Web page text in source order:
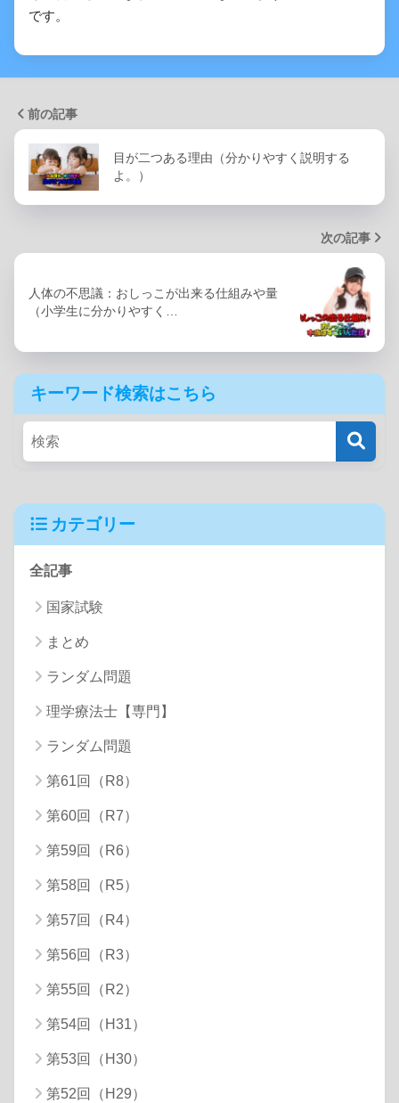
です。
前の記事
目が二つある理由（分かりやすく説明する
よ。）
次の記事
人体の不思議：おしっこが出来る仕組みや量
（小学生に分かりやすく…
キーワード検索はこちら
カテゴリー
全記事
国家試験
まとめ
ランダム問題
理学療法士【専門】
ランダム問題
第61回（R8）
第60回（R7）
第59回（R6）
第58回（R5）
第57回（R4）
第56回（R3）
第55回（R2）
第54回（H31）
第53回（H30）
第52回（H29）